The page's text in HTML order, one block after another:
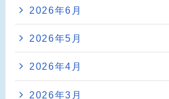
2026年6月
2026年5月
2026年4月
2026年3月